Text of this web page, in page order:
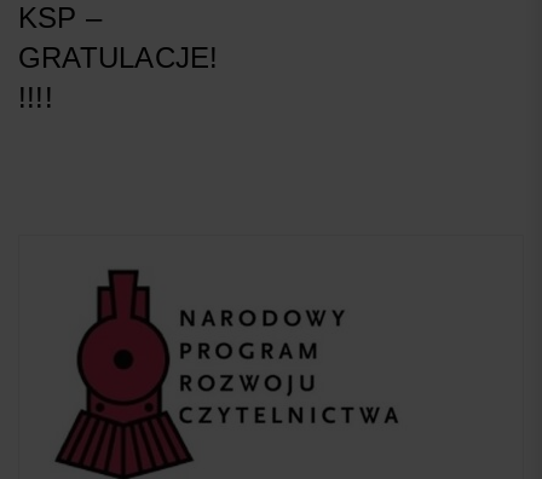
KSP –
GRATULACJE!
!!!!